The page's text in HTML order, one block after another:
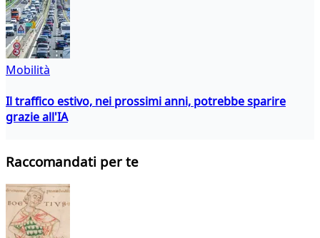
Mobilità
Il traffico estivo, nei prossimi anni, potrebbe sparire
grazie all'IA
Raccomandati per te